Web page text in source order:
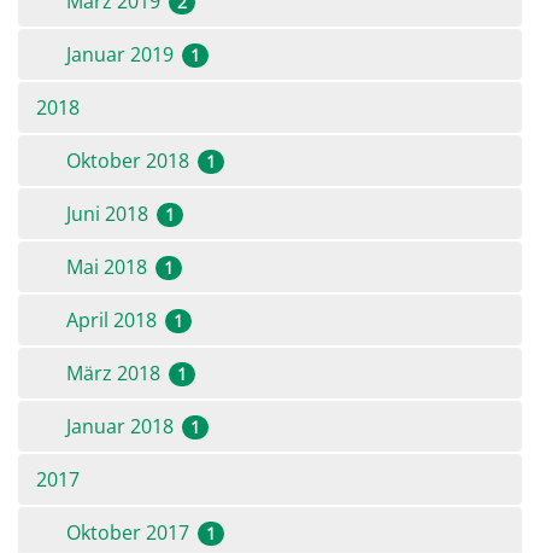
Januar 2019 1
2018
Oktober 2018
1
Juni 2018 1
Mai 2018 1
April 2018 1
März 2018 1
Januar 2018 1
2017
Oktober 2017
1